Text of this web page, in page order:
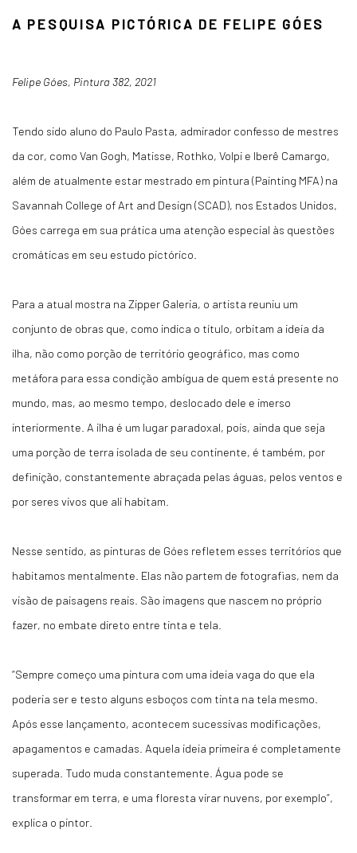
A PESQUISA PICTÓRICA DE FELIPE GÓES
Felipe Góes, Pintura 382, 2021
Tendo sido aluno do Paulo Pasta, admirador confesso de mestres
da cor, como Van Gogh, Matisse, Rothko, Volpi e Iberê Camargo,
além de atualmente estar mestrado em pintura (Painting MFA) na
Savannah College of Art and Design (SCAD), nos Estados Unidos,
Góes carrega em sua prática uma atenção especial às questões
cromáticas em seu estudo pictórico.
Para a atual mostra na Zipper Galeria, o artista reuniu um
conjunto de obras que, como indica o título, orbitam a ideia da
ilha, não como porção de território geográfico, mas como
metáfora para essa condição ambígua de quem está presente no
mundo, mas, ao mesmo tempo, deslocado dele e imerso
interiormente. A ilha é um lugar paradoxal, pois, ainda que seja
uma porção de terra isolada de seu continente, é também, por
definição, constantemente abraçada pelas águas, pelos ventos e
por seres vivos que ali habitam.
Nesse sentido, as pinturas de Góes refletem esses territórios que
habitamos mentalmente. Elas não partem de fotografias, nem da
visão de paisagens reais. São imagens que nascem no próprio
fazer, no embate direto entre tinta e tela.
“Sempre começo uma pintura com uma ideia vaga do que ela
poderia ser e testo alguns esboços com tinta na tela mesmo.
Após esse lançamento, acontecem sucessivas modificações,
apagamentos e camadas. Aquela ideia primeira é completamente
superada. Tudo muda constantemente. Água pode se
transformar em terra, e uma floresta virar nuvens, por exemplo”,
explica o pintor.